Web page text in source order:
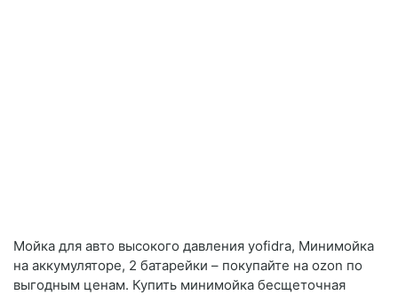
Мойка для авто высокого давления yofidra, Минимойка
на аккумуляторе, 2 батарейки – покупайте на ozon по
выгодным ценам. Купить минимойка бесщеточная